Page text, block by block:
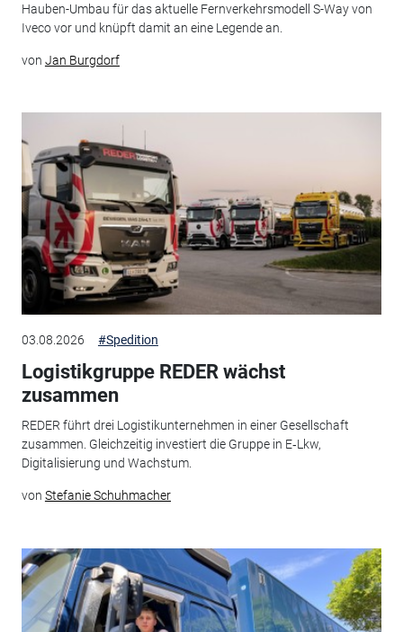
Hauben-Umbau für das aktuelle Fernverkehrsmodell S-Way von
Iveco vor und knüpft damit an eine Legende an.
von Jan Burgdorf
03.08.2026 #Spedition
Logistikgruppe REDER wächst
zusammen
REDER führt drei Logistikunternehmen in einer Gesellschaft
zusammen. Gleichzeitig investiert die Gruppe in E‑Lkw,
Digitalisierung und Wachstum.
von Stefanie Schuhmacher